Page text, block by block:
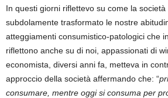
In questi giorni riflettevo su come la
subdolamente trasformato le nostre
atteggiamenti consumistico-patologici che
riflettono anche su di noi, appassionati di
economista, diversi anni fa, metteva in
approccio della società affermando che: “
consumare, mentre oggi si consuma per